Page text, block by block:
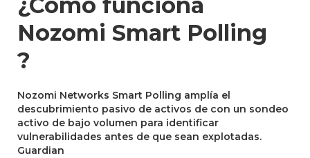
¿Cómo funciona
Nozomi Smart Polling
?
Nozomi Networks Smart Polling amplía el
descubrimiento pasivo de activos de con un sondeo
activo de bajo volumen para identificar
vulnerabilidades antes de que sean explotadas.
Guardian